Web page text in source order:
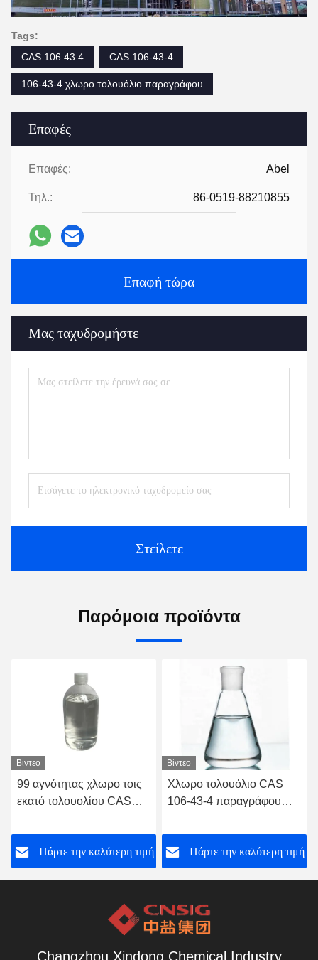
Επαφές
Επαφές: Abel
Τηλ.: 86-0519-88210855
Επαφή τώρα
Μας ταχυδρομήστε
Στείλετε
Tags:
CAS 106 43 4
CAS 106-43-4
106-43-4 χλωρο τολουόλιο παραγράφου
Παρόμοια προϊόντα
Βίντεο
99 αγνότητας χλωρο τοις
εκατό τολουολίου CAS
Πάρτε την καλύτερη τιμή
Βίντεο
Χλωρο τολουόλιο CAS
106-43-4 παραγράφου
ουσίας
Πάρτε την καλύτερη τιμή
Changzhou Xindong Chemical Industry